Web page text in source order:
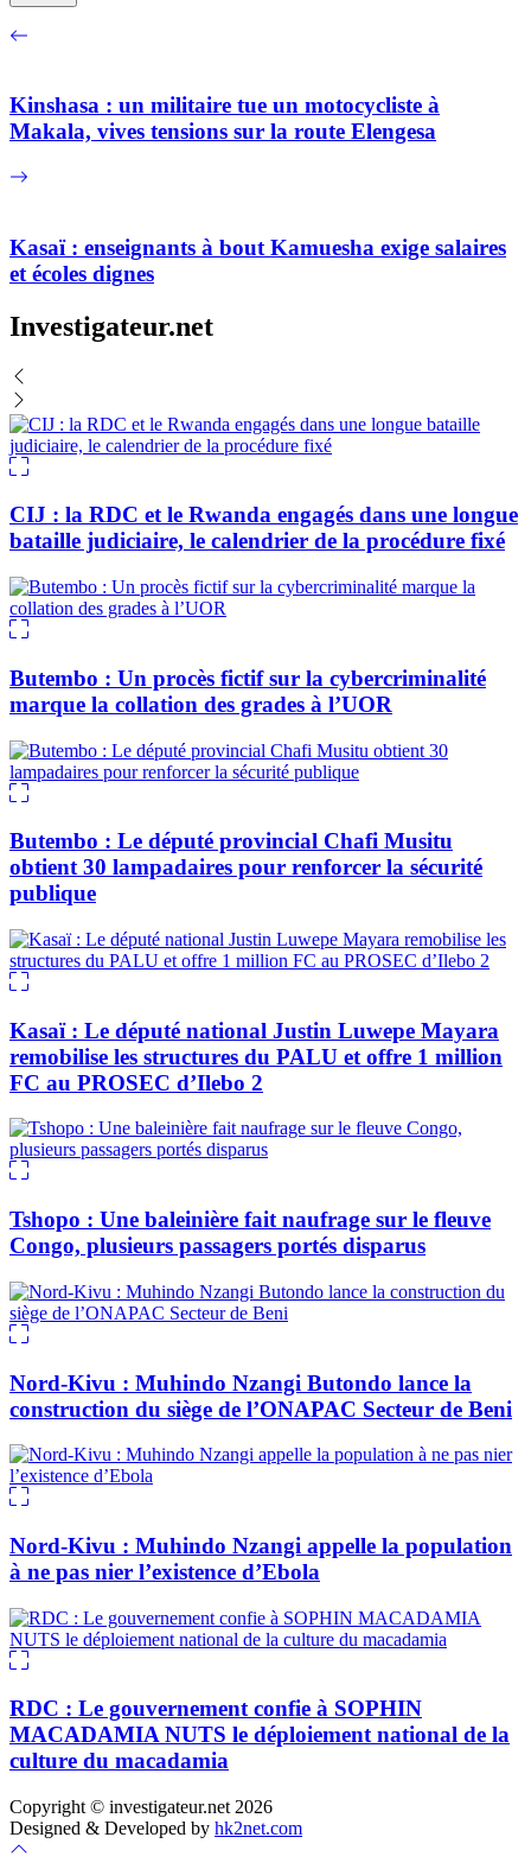
Kinshasa : un militaire tue un motocycliste à
Makala, vives tensions sur la route Elengesa
Kasaï : enseignants à bout Kamuesha exige salaires
et écoles dignes
Investigateur.net
CIJ : la RDC et le Rwanda engagés dans une longue
bataille judiciaire, le calendrier de la procédure fixé
Butembo : Un procès fictif sur la cybercriminalité
marque la collation des grades à l’UOR
Butembo : Le député provincial Chafi Musitu
obtient 30 lampadaires pour renforcer la sécurité
publique
Kasaï : Le député national Justin Luwepe Mayara
remobilise les structures du PALU et offre 1 million
FC au PROSEC d’Ilebo 2
Tshopo : Une baleinière fait naufrage sur le fleuve
Congo, plusieurs passagers portés disparus
Nord-Kivu : Muhindo Nzangi Butondo lance la
construction du siège de l’ONAPAC Secteur de Beni
Nord-Kivu : Muhindo Nzangi appelle la population
à ne pas nier l’existence d’Ebola
RDC : Le gouvernement confie à SOPHIN
MACADAMIA NUTS le déploiement national de la
culture du macadamia
Copyright © investigateur.net 2026
Designed & Developed by hk2net.com
Scroll